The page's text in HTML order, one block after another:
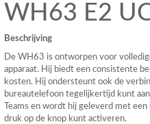
WH63 E2
Beschrijving
De WH63 is ontworpen voor
apparaat. Hij biedt een consistente
kosten. Hij ondersteunt ook de
bureautelefoon tegelijkertijd kunt
Teams en wordt hij geleverd met
druk op de knop kunt activeren.